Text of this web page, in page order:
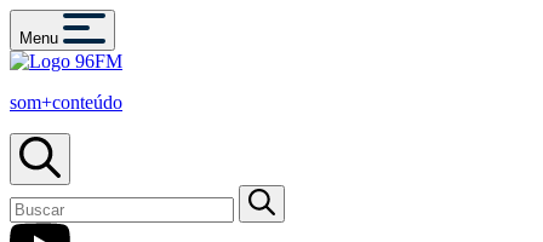
Menu
som+conteúdo